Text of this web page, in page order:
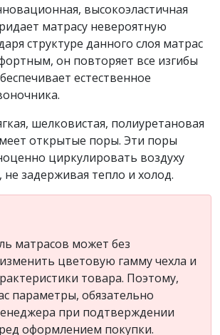
высокоэластичная
матрасу невероятную
структуре данного слоя матрас
он повторяет все изгибы
естественное
шелковистая, полиуретановая
открытые поры. Эти поры
циркулировать воздуху
не задерживая тепло и холод.
матрасов может без
цветовую гамму чехла и
товара. Поэтому,
параметры, обязательно
при подтверждении
оформлением покупки.